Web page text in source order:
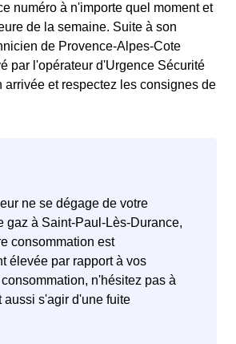
numéro à n'importe quel moment et
de la semaine. Suite à son
de Provence-Alpes-Cote
par l'opérateur d'Urgence Sécurité
arrivée et respectez les consignes de
ne se dégage de votre
gaz à Saint-Paul-Lès-Durance,
consommation est
élevée par rapport à vos
n'hésitez pas à
aussi s'agir d'une fuite